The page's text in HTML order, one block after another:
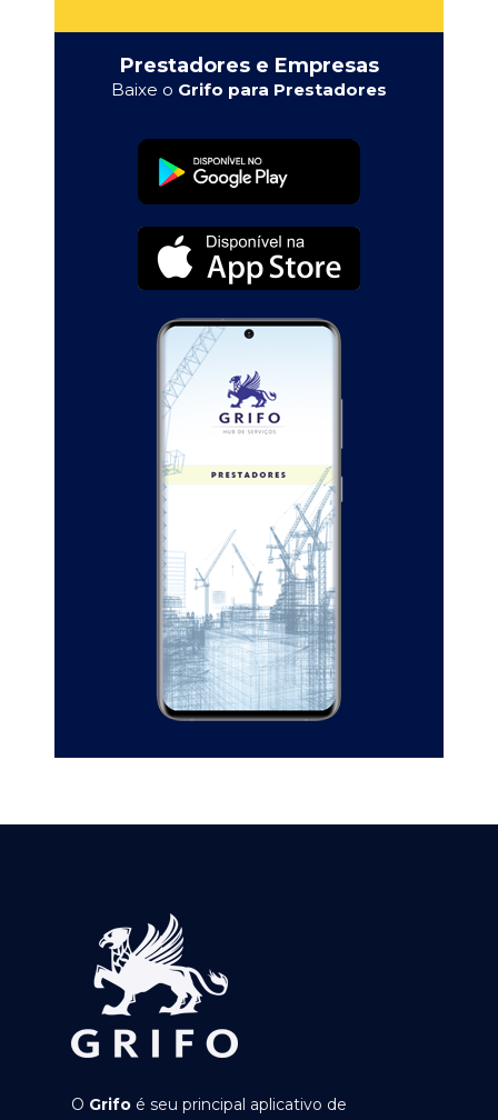
Prestadores e Empresas
Baixe o Grifo para Prestadores
O Grifo é seu principal aplicativo de